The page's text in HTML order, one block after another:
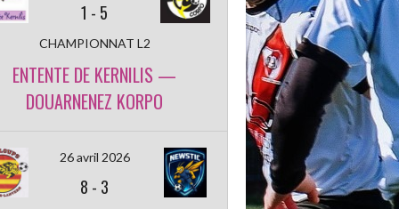
1 - 5
CHAMPIONNAT L2
ENTENTE DE KERNILIS —
DOUARNENEZ KORPO
26 avril 2026
8 - 3